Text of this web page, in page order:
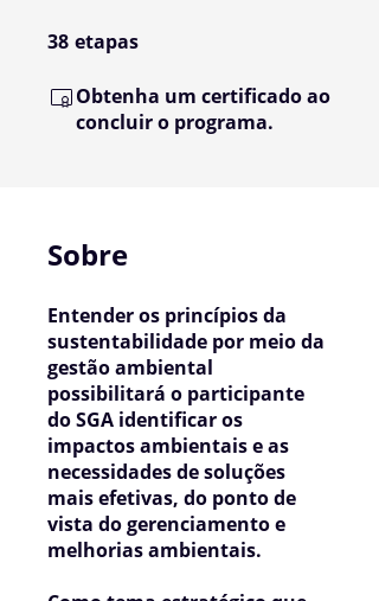
38 etapas
Obtenha um certificado ao
concluir o programa.
Sobre
Entender os princípios da
sustentabilidade por meio da
gestão ambiental
possibilitará o participante
do SGA identificar os
impactos ambientais e as
necessidades de soluções
mais efetivas, do ponto de
vista do gerenciamento e
melhorias ambientais.​